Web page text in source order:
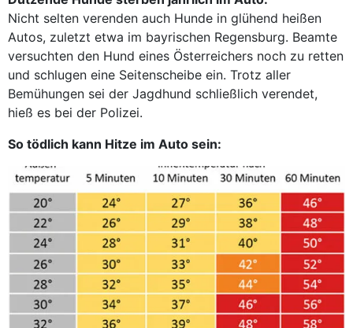
Nicht selten verenden auch Hunde in glühend heißen
Autos, zuletzt etwa im bayrischen Regensburg. Beamte
versuchten den Hund eines Österreichers noch zu retten
und schlugen eine Seitenscheibe ein. Trotz aller
Bemühungen sei der Jagdhund schließlich verendet,
hieß es bei der Polizei.
So tödlich kann Hitze im Auto sein: